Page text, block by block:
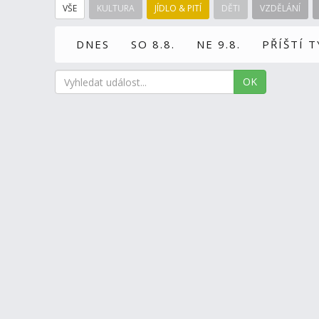
VŠE KULTURA JÍDLO & PITÍ DĚTI VZDĚLÁNÍ
DNES SO 8.8. NE 9.8. PŘÍŠTÍ
OK